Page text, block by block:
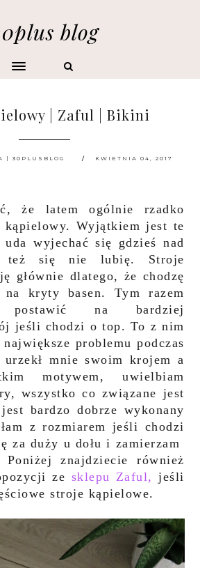
blog
| Zaful | Bikini
| 30PLUSBLOG KWIETNIA 04, 2017
że latem ogólnie rzadko
kąpielowy. Wyjątkiem jest te
wyjechać się gdzieś nad
też się nie lubię. Stroje
głównie dlatego, że chodzę
na kryty basen. Tym razem
postawić na bardziej
jeśli chodzi o top. To z nim
problemu podczas
urzekł mnie swoim krojem a
motywem, uwielbiam
wszystko co związane jest
jest bardzo dobrze wykonany
z rozmiarem jeśli chodzi
za duży u dołu i zamierzam
Poniżej znajdziecie również
ze sklepu Zaful, jeśli
stroje kąpielowe.